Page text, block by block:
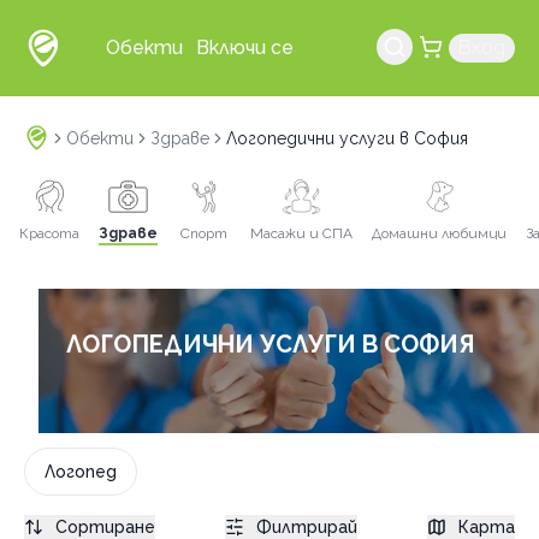
Обекти Включи се
Обекти Здраве Логопедични услуги в София
Красота Здраве Спорт Масажи и СПА Домашни любимци
ЛОГОПЕДИЧНИ УСЛУГИ В СОФИЯ
Логопед
Сортиране Филтрирай Карта